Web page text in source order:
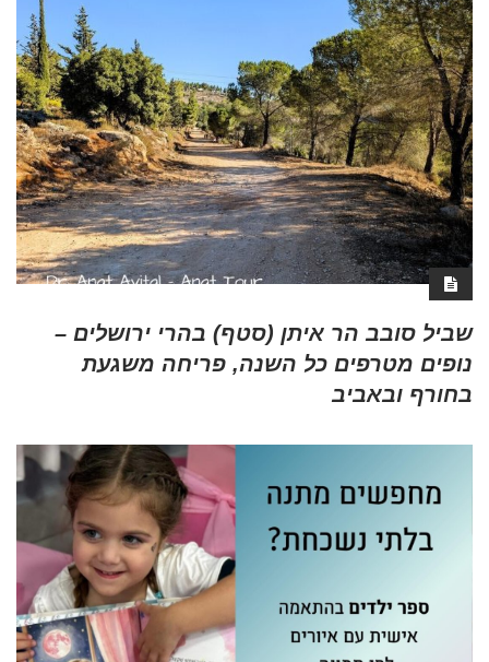
שביל סובב הר איתן (סטף) בהרי ירושלים –
נופים מטרפים כל השנה, פריחה משגעת
בחורף ובאביב